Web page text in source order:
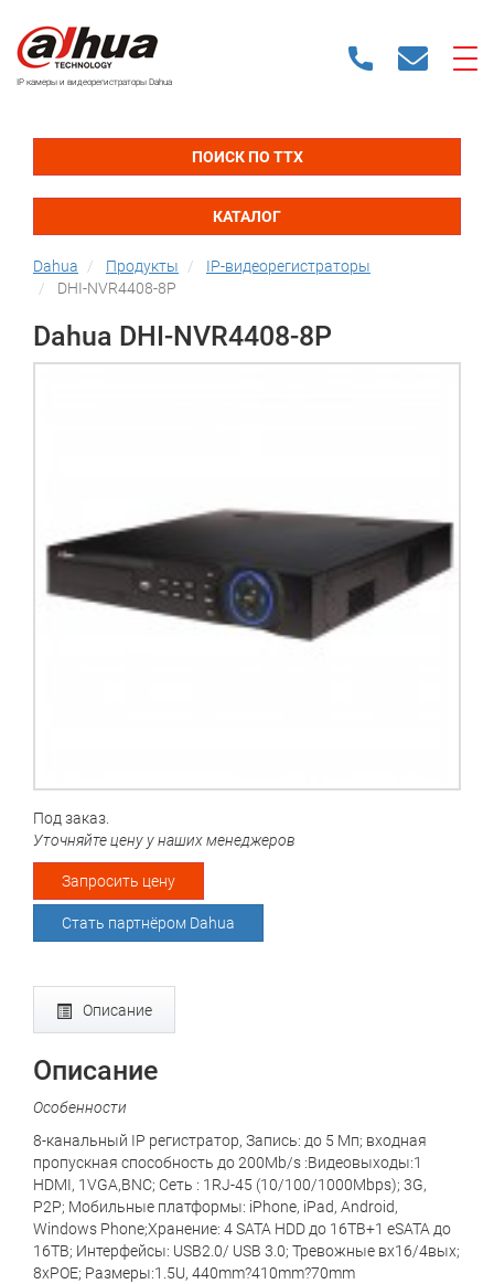
IP камеры и видеорегистраторы Dahua
ПОИСК ПО ТТХ
КАТАЛОГ
Dahua Продукты
IP-видеорегистраторы
DHI-NVR4408-8P
Dahua DHI-NVR4408-8P
Под заказ.
Уточняйте цену у наших менеджеров
Запросить цену
Стать партнёром Dahua
Описание
Описание
Особенности
8-канальный IP регистратор, Запись: до 5 Мп; входная
пропускная способность до 200Mb/s :Видеовыходы:1
HDMI, 1VGA,BNC; Сеть : 1RJ-45 (10/100/1000Mbps); 3G,
P2P; Мобильные платформы: iPhone, iPad, Android,
Windows Phone;Хранение: 4 SATA HDD до 16TB+1 eSATA до
16TB; Интерфейсы: USB2.0/ USB 3.0; Тревожные вх16/4вых;
8xPOE; Размеры:1.5U, 440mm?410mm?70mm